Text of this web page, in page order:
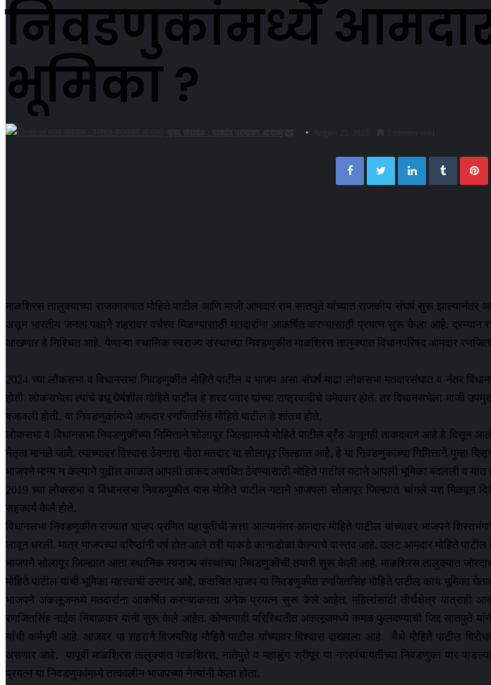
निवडणुकांमध्ये आमदार
भूमिका ?
Send
FacebookTwitterLinkedInTumblr
माळशिरस तालुक्याच्या राजकारणात मोहिते पाटील आणि माजी आमदार राम सातपुते यांच्यात राजकीय संघर्ष सुरू
असून भारतीय जनता पक्षाने शहरावर वर्चस्व मिळण्यासाठी मतदारांना आकर्षित करण्यासाठी प्रयत्न सुरू केला आहे.
आखणार हे निश्चित आहे. येणाऱ्या स्थानिक स्वराज्य संस्थांच्या निवडणुकीत माळशिरस तालुक्यात विधानपरिषद आमदार
2024 च्या लोकसभा व विधानसभा निवडणुकीत मोहिते पाटील व भाजप असा संघर्ष माढा लोकसभा मतदारसंघात व नंतर
होती. लोकसभेला त्यांचे बंधू धैर्यशील मोहिते पाटील हे शरद पवार यांच्या राष्ट्रवादीचे उमेदवार होते. तर विधानसभेला माजी
बजावली होती. या निवडणुकांमध्ये आमदार रणजितसिंह मोहिते पाटील हे शांतच होते.
लोकसभा व विधानसभा निवडणुकीच्या निमित्ताने सोलापूर जिल्ह्यामध्ये मोहिते पाटील ब्रँड अजूनही ताकदवान आहे हे दिसून
नेतृत्व मानले जाते. त्यांच्यावर विश्वास ठेवणारा मोठा मतदार या सोलापूर जिल्ह्यात आहे, हे या निवडणुकांच्या निमित्ताने
भाजपने मान्य न केल्याने पुढील काळात आपली ताकद अबाधित ठेवण्यासाठी मोहिते पाटील गटाने आपली भूमिका बदलली व
2019 च्या लोकसभा व विधानसभा निवडणुकीत यास मोहिते पाटील गटाने भाजपला सोलापूर जिल्ह्यात चांगले यश मिळवून
सहकार्य केले होते.
विधानसभा निवडणुकीत राज्यात भाजप प्रणित महायुतीची सत्ता आल्यानंतर आमदार मोहिते पाटील यांच्यावर भाजपने
लावून धरली. मात्र भाजपच्या वरिष्ठांनी वर्ष होत आले तरी याकडे कानाडोळा केल्याचे वास्तव आहे. उलट आमदार मोहिते पाटील
भाजपने सोलापूर जिल्ह्यात आता स्थानिक स्वराज्य संस्थांच्या निवडणुकीची तयारी सुरू केली आहे. माळशिरस तालुक्यात
मोहिते पाटील यांची भूमिका महत्त्वाची ठरणार आहे. कदाचित भाजप या निवडणुकीत रणजितसिंह मोहिते पाटील काय
भाजपने अकलूजमध्ये मतदारांना आकर्षित करण्याकरता अनेक प्रयत्न सुरू केले आहेत. महिलांसाठी तीर्थक्षेत्र यात्राही
रणजितसिंह नाईक निंबाळकर यांनी सुरू केले आहेत. कोणत्याही परिस्थितीत अकलूजमध्ये कमळ फुलवण्याची जिद्द सातपुते
यांची कर्मभूमी आहे. आजवर या शहराने विजयसिंह मोहिते पाटील यांच्यावर विश्वास दाखवला आहे. येथे मोहिते पाटील
असणार आहे. यापूर्वी माळशिरस तालुक्यात माळशिरस, नातेपुते व महाळुंग श्रीपूर या नगरपंचायतीच्या निवडणुका पार
प्रयत्न या निवडणुकांमध्ये तत्कालीन भाजपच्या नेत्यांनी केला होता.